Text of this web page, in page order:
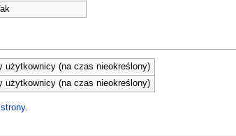
Tak
użytkownicy (na czas nieokreślony)
użytkownicy (na czas nieokreślony)